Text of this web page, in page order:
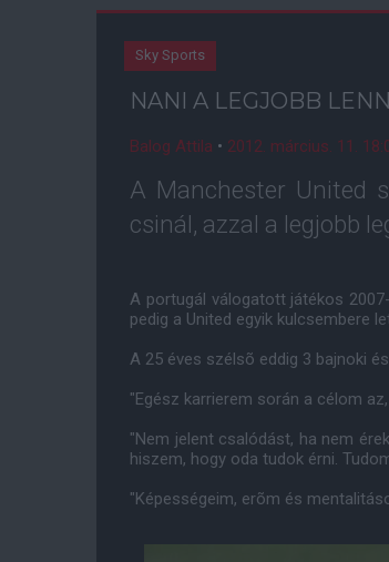
Sky Sports
NANI A LEGJOBB
Balog Attila • 2012. március. 11.
A Manchester United
csinál, azzal a legjobb
A portugál válogatott játékos
pedig a United egyik kulcsembere
A 25 éves szélsõ eddig 3 bajnoki
"Egész karrierem során a célom
"Nem jelent csalódást, ha nem
hiszem, hogy oda tudok érni.
"Képességeim, erõm és